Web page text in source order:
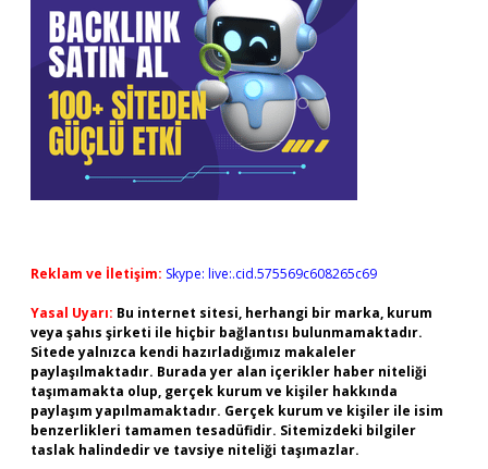
Reklam ve İletişim: Skype: live:.cid.575569c608265c69
Yasal Uyarı: Bu internet sitesi, herhangi bir marka, kurum
veya şahıs şirketi ile hiçbir bağlantısı bulunmamaktadır.
Sitede yalnızca kendi hazırladığımız makaleler
paylaşılmaktadır. Burada yer alan içerikler haber niteliği
taşımamakta olup, gerçek kurum ve kişiler hakkında
paylaşım yapılmamaktadır. Gerçek kurum ve kişiler ile isim
benzerlikleri tamamen tesadüfidir. Sitemizdeki bilgiler
taslak halindedir ve tavsiye niteliği taşımazlar.